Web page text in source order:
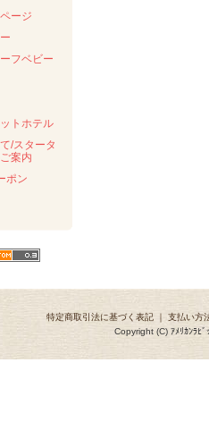
ージ
フベビー
トホテル
/スタータ
案内
ポン
特定商取引法に基づく表記 ｜ 支払い方
Copyright (C) ｱﾒﾘｶﾝﾗﾋ